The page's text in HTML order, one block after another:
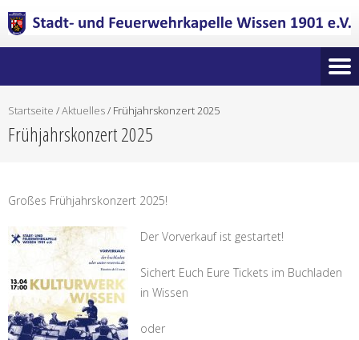
Startseite /Aktuelles/ Frühjahrskonzert 2025
Frühjahrskonzert 2025
Großes Frühjahrskonzert 2025!
Der Vorverkauf ist gestartet!
Sichert Euch Eure Tickets im Buchladen
in Wissen
oder